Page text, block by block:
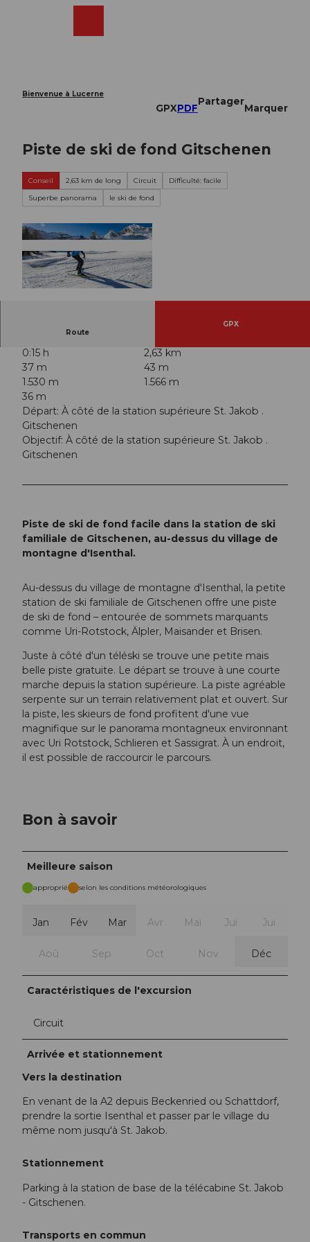
Bienvenue à Lucerne
GPXPDF
Partager
Marquer
Piste de ski de fond Gitschenen
Conseil 2,63 km de long Circuit
Difficulté: facile
Superbe panorama
le ski de fond
Route
GPX
0:15 h
2,63 km
37 m
43 m
1.530 m
1.566 m
36 m
Départ: À côté de la station supérieure St. Jakob .
Gitschenen
Objectif: À côté de la station supérieure St. Jakob .
Gitschenen
Piste de ski de fond facile dans la station de ski
familiale de Gitschenen, au-dessus du village de
montagne d'Isenthal.
Au-dessus du village de montagne d'Isenthal, la petite
station de ski familiale de Gitschenen offre une piste
de ski de fond – entourée de sommets marquants
comme Uri-Rotstock, Älpler, Maisander et Brisen.
Juste à côté d'un téléski se trouve une petite mais
belle piste gratuite. Le départ se trouve à une courte
marche depuis la station supérieure. La piste agréable
serpente sur un terrain relativement plat et ouvert. Sur
la piste, les skieurs de fond profitent d'une vue
magnifique sur le panorama montagneux environnant
avec Uri Rotstock, Schlieren et Sassigrat. À un endroit,
il est possible de raccourcir le parcours.
Bon à savoir
Meilleure saison
approprié selon les conditions météorologiques
Jan Fév Mar Avr Mai Jui Jui
Aoû Sep Oct Nov Déc
Caractéristiques de l'excursion
Circuit
Arrivée et stationnement
Vers la destination
En venant de la A2 depuis Beckenried ou Schattdorf,
prendre la sortie Isenthal et passer par le village du
même nom jusqu'à St. Jakob.
Stationnement
Parking à la station de base de la télécabine St. Jakob
- Gitschenen.
Transports en commun